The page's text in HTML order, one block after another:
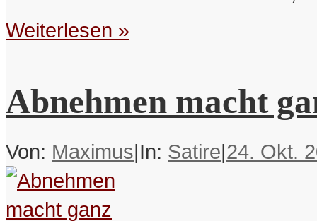
Weiterlesen »
Abnehmen macht
Von: Maximus|In: Satire|24. Okt.